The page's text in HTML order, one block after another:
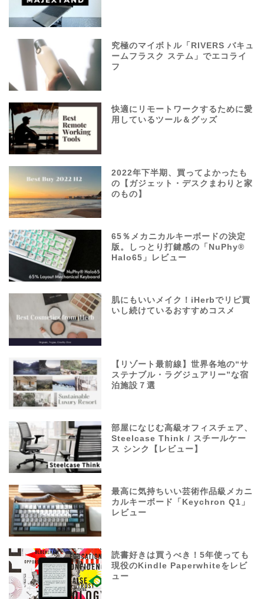
究極のマイボトル「RIVERS バキュ
ームフラスク ステム」でエコライ
フ
快適にリモートワークするために愛
用しているツール＆グッズ
2022年下半期、買ってよかったも
の【ガジェット・デスクまわりと家
のもの】
65％メカニカルキーボードの決定
版。しっとり打鍵感の「NuPhy®
Halo65」レビュー
肌にもいいメイク！iHerbでリピ買
いし続けているおすすめコスメ
【リゾート最前線】世界各地の“サ
ステナブル・ラグジュアリー”な宿
泊施設７選
部屋になじむ高級オフィスチェア、
Steelcase Think / スチールケー
ス シンク【レビュー】
最高に気持ちいい芸術作品級メカニ
カルキーボード「Keychron Q1」
レビュー
読書好きは買うべき！5年使っても
現役のKindle Paperwhiteをレビ
ュー